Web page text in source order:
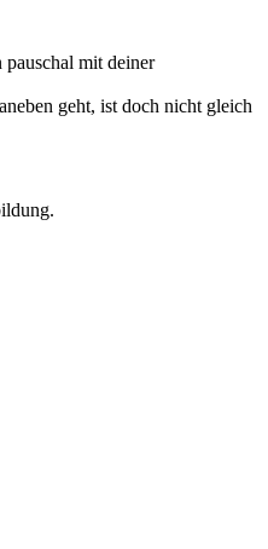
mit deiner
geht, ist doch nicht gleich